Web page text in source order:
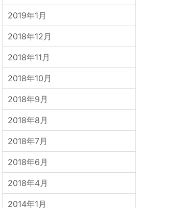
2019年1月
2018年12月
2018年11月
2018年10月
2018年9月
2018年8月
2018年7月
2018年6月
2018年4月
2014年1月